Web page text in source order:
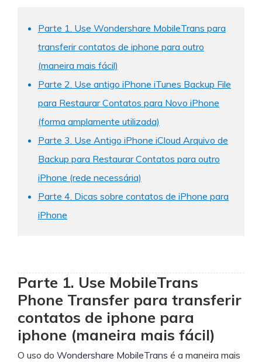
e informado.
Parte 1. Use Wondershare MobileTrans para
transferir contatos de iphone para outro
(maneira mais fácil)
Parte 2. Use antigo iPhone iTunes Backup File
para Restaurar Contatos para Novo iPhone
(forma amplamente utilizada)
Parte 3. Use Antigo iPhone iCloud Arquivo de
Backup para Restaurar Contatos para outro
iPhone (rede necessária)
Parte 4. Dicas sobre contatos de iPhone para
iPhone
Parte 1. Use MobileTrans
Phone Transfer para transferir
contatos de iphone para
iphone (maneira mais fácil)
O uso do Wondershare MobileTrans é a maneira mais